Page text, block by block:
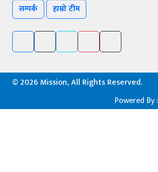
सम्पर्क हाम्रो टीम
©2026 Mission, All Rights Reserved.
Powered By :